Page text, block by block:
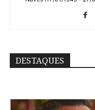
DESTAQUES